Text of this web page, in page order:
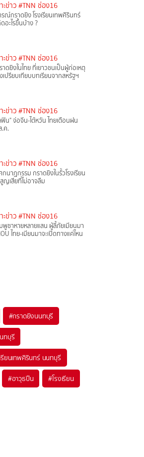
ะข่าว #TNN ช่อง16
ณ์กราดยิง โรงเรียนเทพศิรินทร์
อะไรขึ้นบ้าง ?
ะข่าว #TNN ช่อง16
ดยิงในไทย ที่เยาวชนเป็นผู้ก่อเหตุ
เปรียบเทียบบทเรียนจากสหรัฐฯ
ะข่าว #TNN ช่อง16
น" จ่อจีน-ไต้หวัน ไทยเตือนฝน
.ค.
ะข่าว #TNN ช่อง16
นาฏกรรม กราดยิงในรั้วโรงเรียน
ญเสียที่ไม่อาจลืม
ะข่าว #TNN ช่อง16
พูชาหายหลายแสน ผู้ลี้ภัยเมียนมา
ไทย-เมียนมาจะเปิดทางแค่ไหน
#กราดยิงนนทบุรี
ทบุรี
รียนเทพศิรินทร์ นนทบุรี
#อาวุธปืน #โรงเรียน